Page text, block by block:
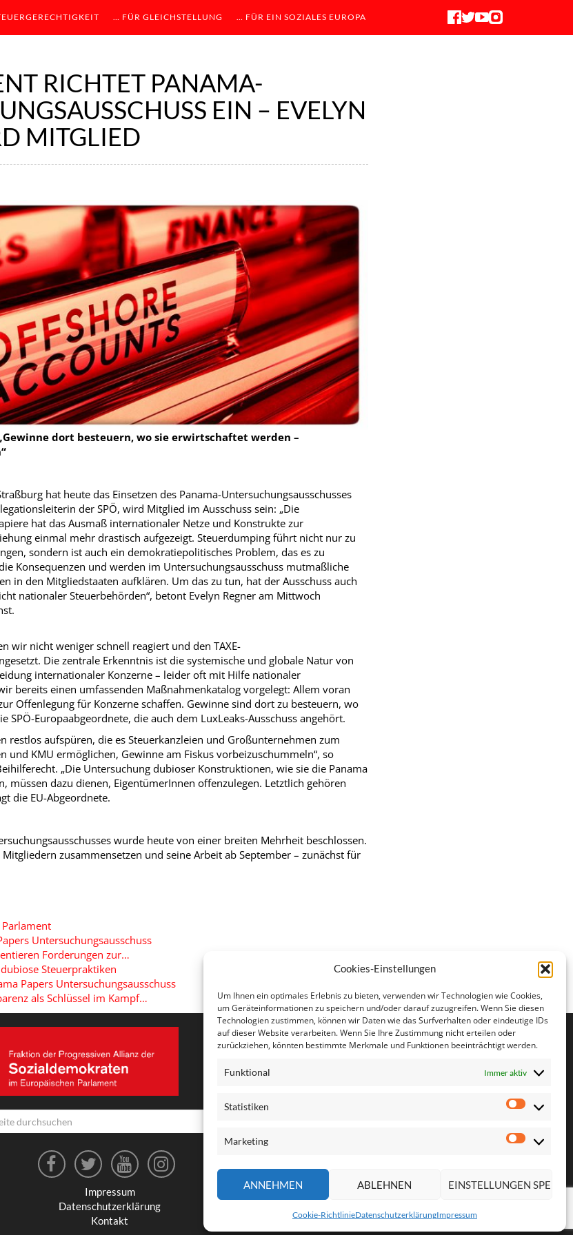
Cookies-Einstellungen
Um Ihnen ein optimales Erlebnis zu bieten, verwenden wir Technologien wie Cookies,
um Geräteinformationen zu speichern und/oder darauf zuzugreifen. Wenn Sie diesen
Technologien zustimmen, können wir Daten wie das Surfverhalten oder eindeutige IDs
auf dieser Website verarbeiten. Wenn Sie Ihre Zustimmung nicht erteilen oder
zurückziehen, könnten bestimmte Merkmale und Funktionen beeinträchtigt werden.
Funktional Immer aktiv
Statistiken
Marketing
ANNEHMEN ABLEHNEN EINSTELLUNGEN
Cookie-RichtlinieDatenschutzerklärungImpressum
… FÜR GLEICHSTELLUNG … FÜR EIN SOZIALES EUROPA
RICHTET PANAMA-
EIN – EVELYN
MITGLIED
dort besteuern, wo sie erwirtschaftet werden –
hat heute das Einsetzen des Panama-Untersuchungsausschusses
der SPÖ, wird Mitglied im Ausschuss sein: „Die
hat das Ausmaß internationaler Netze und Konstrukte zur
einmal mehr drastisch aufgezeigt. Steuerdumping führt nicht nur zu
sondern ist auch ein demokratiepolitisches Problem, das es zu
Konsequenzen und werden im Untersuchungsausschuss mutmaßliche
in den Mitgliedstaaten aufklären. Um das zu tun, hat der Ausschuss auch
nationaler Steuerbehörden“, betont Evelyn Regner am Mittwoch
wir nicht weniger schnell reagiert und den TAXE-
Die zentrale Erkenntnis ist die systemische und globale Natur von
internationaler Konzerne – leider oft mit Hilfe nationaler
bereits einen umfassenden Maßnahmenkatalog vorgelegt: Allem voran
Offenlegung für Konzerne schaffen. Gewinne sind dort zu besteuern, wo
SPÖ-Europaabgeordnete, die auch dem LuxLeaks-Ausschuss angehört.
restlos aufspüren, die es Steuerkanzleien und Großunternehmen zum
und KMU ermöglichen, Gewinne am Fiskus vorbeizuschummeln“, so
„Die Untersuchung dubioser Konstruktionen, wie sie die Panama
müssen dazu dienen, EigentümerInnen offenzulegen. Letztlich gehören
die EU-Abgeordnete.
wurde heute von einer breiten Mehrheit beschlossen.
zusammensetzen und seine Arbeit ab September – zunächst für
Untersuchungsausschuss
Forderungen zur…
Steuerpraktiken
Papers Untersuchungsausschuss
als Schlüssel im Kampf…
Impressum
Datenschutzerklärung
Kontakt